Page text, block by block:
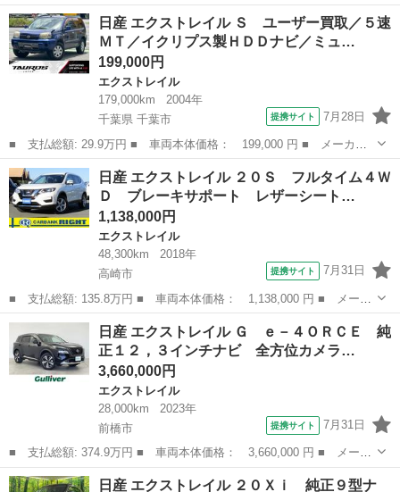
名： 日産 ■ 車種名： エクストレイル ■ グレード名： ２０
Ｘ エマージェンシーブレーキパッケージ 純正メモリーナビ 地デ
ジＴＶ バッ...
群馬 太田市 エクストレイル
日産 エクストレイル Ｓ ユーザー買取／５速
ＭＴ／イクリプス製ＨＤＤナビ／ミュ…
199,000円
エクストレイル
179,000km
2004年
千葉県 千葉市
提携サイト 7月28日
■ 支払総額: 29.9万円 ■ 車両本体価格： 199,000 円 ■ メーカー
名： 日産 ■ 車種名： エクストレイル ■ グレード名： Ｓ ユ
ーザー買取／５速ＭＴ／イクリプス製ＨＤＤナビ／ミュージックサー
バー／フルフ...
千葉 千葉市 エクストレイル
日産 エクストレイル ２０Ｓ フルタイム４Ｗ
Ｄ ブレーキサポート レザーシート…
1,138,000円
エクストレイル
48,300km
2018年
高崎市
提携サイト 7月31日
■ 支払総額: 135.8万円 ■ 車両本体価格： 1,138,000 円 ■ メーカ
ー名： 日産 ■ 車種名： エクストレイル ■ グレード名： ２０
Ｓ フルタイム４ＷＤ ブレーキサポート レザーシート ■ 排気
量： 2...
群馬 高崎市 エクストレイル
日産 エクストレイル Ｇ ｅ－４ＯＲＣＥ 純
正１２，３インチナビ 全方位カメラ…
3,660,000円
エクストレイル
28,000km
2023年
前橋市
提携サイト 7月31日
■ 支払総額: 374.9万円 ■ 車両本体価格： 3,660,000 円 ■ メーカ
ー名： 日産 ■ 車種名： エクストレイル ■ グレード名： Ｇ
ｅ－４ＯＲＣＥ 純正１２，３インチナビ 全方位カメラ ＥＴＣ
群馬 前橋市 エクストレイル
日産 エクストレイル ２０Ｘｉ 純正９型ナ